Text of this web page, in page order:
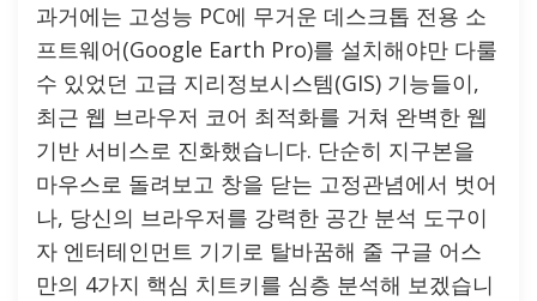
과거에는 고성능 PC에 무거운 데스크톱 전용 소
프트웨어(Google Earth Pro)를 설치해야만 다룰
수 있었던 고급 지리정보시스템(GIS) 기능들이,
최근 웹 브라우저 코어 최적화를 거쳐 완벽한 웹
기반 서비스로 진화했습니다. 단순히 지구본을
마우스로 돌려보고 창을 닫는 고정관념에서 벗어
나, 당신의 브라우저를 강력한 공간 분석 도구이
자 엔터테인먼트 기기로 탈바꿈해 줄 구글 어스
만의 4가지 핵심 치트키를 심층 분석해 보겠습니